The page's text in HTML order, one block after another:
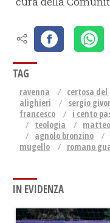
TAG
ravenna certosa
alighieri
sergio
francesco
i cento
teologia
agnolo bronzino
mugello
romano
IN EVIDENZA